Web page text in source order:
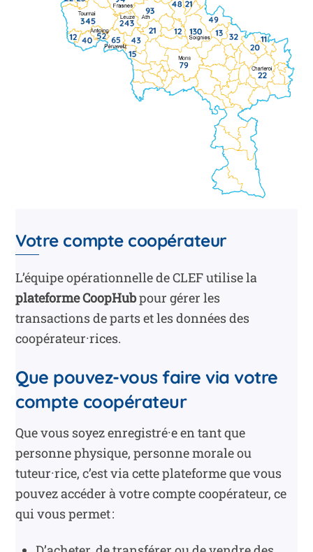
Votre compte coopérateur
L’équipe opérationnelle de CLEF utilise la
plateforme CoopHubpour gérer les
transactions de parts et les données des
coopérateur·rices.
Que pouvez-vous faire via votre
compte coopérateur
Que vous soyez enregistré·e en tant que
personne physique, personne morale ou
tuteur·rice, c’est via cette plateforme que vous
pouvez accéder à votre compte coopérateur, ce
qui vous permet :